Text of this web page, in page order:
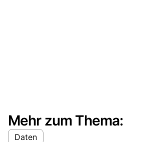
Mehr zum Thema:
Daten